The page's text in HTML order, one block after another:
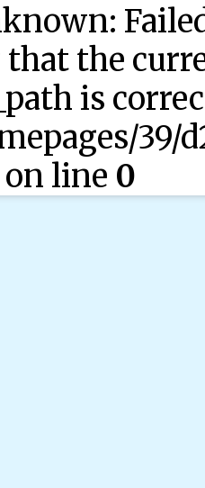
that the
is
39/
on line 0